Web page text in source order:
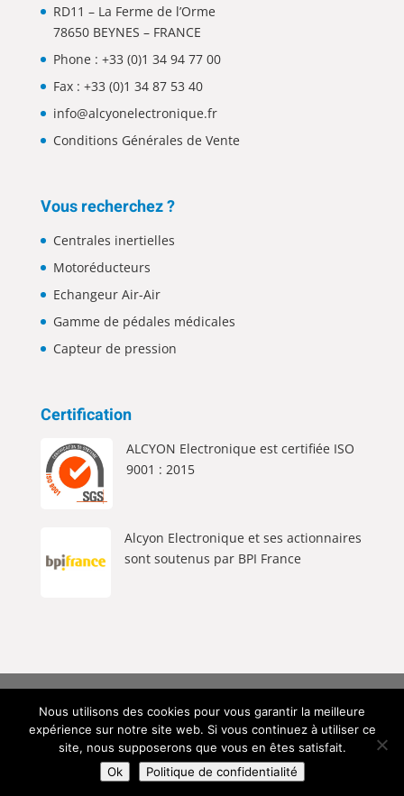
RD11 – La Ferme de l’Orme
78650 BEYNES – FRANCE
Phone : +33 (0)1 34 94 77 00
Fax : +33 (0)1 34 87 53 40
info@alcyonelectronique.fr
Conditions Générales de Vente
Vous recherchez ?
Centrales inertielles
Motoréducteurs
Echangeur Air-Air
Gamme de pédales médicales
Capteur de pression
Certification
ALCYON Electronique est certifiée ISO
9001 : 2015
Alcyon Electronique et ses actionnaires
sont soutenus par BPI France
Alcyon Electronique © 2026 Tous Droits Réservés |
Mentions Légales| Politique de Confidentialité|
Création du site web
Nous utilisons des cookies pour vous garantir la meilleure
expérience sur notre site web. Si vous continuez à utiliser ce
site, nous supposerons que vous en êtes satisfait.
Ok
Politique de confidentialité